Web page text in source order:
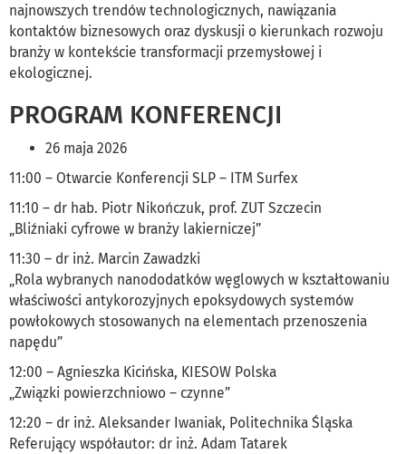
najnowszych trendów technologicznych, nawiązania
kontaktów biznesowych oraz dyskusji o kierunkach rozwoju
branży w kontekście transformacji przemysłowej i
ekologicznej.
PROGRAM KONFERENCJI
26 maja 2026
11:00 – Otwarcie Konferencji SLP – ITM Surfex
11:10 – dr hab. Piotr Nikończuk, prof. ZUT Szczecin
„Bliźniaki cyfrowe w branży lakierniczej”
11:30 – dr inż. Marcin Zawadzki
„Rola wybranych nanododatków węglowych w kształtowaniu
właściwości antykorozyjnych epoksydowych systemów
powłokowych stosowanych na elementach przenoszenia
napędu”
12:00 – Agnieszka Kicińska, KIESOW Polska
„Związki powierzchniowo – czynne”
12:20 – dr inż. Aleksander Iwaniak, Politechnika Śląska
Referujący współautor: dr inż. Adam Tatarek